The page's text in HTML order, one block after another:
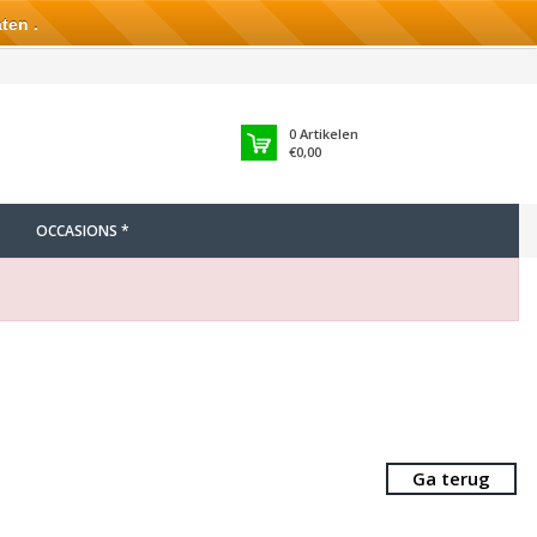
0Artikelen
€0,00
OCCASIONS *
Ga terug
.